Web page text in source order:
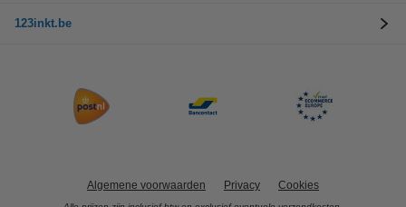
123inkt.be
Algemene voorwaarden Privacy Cookies